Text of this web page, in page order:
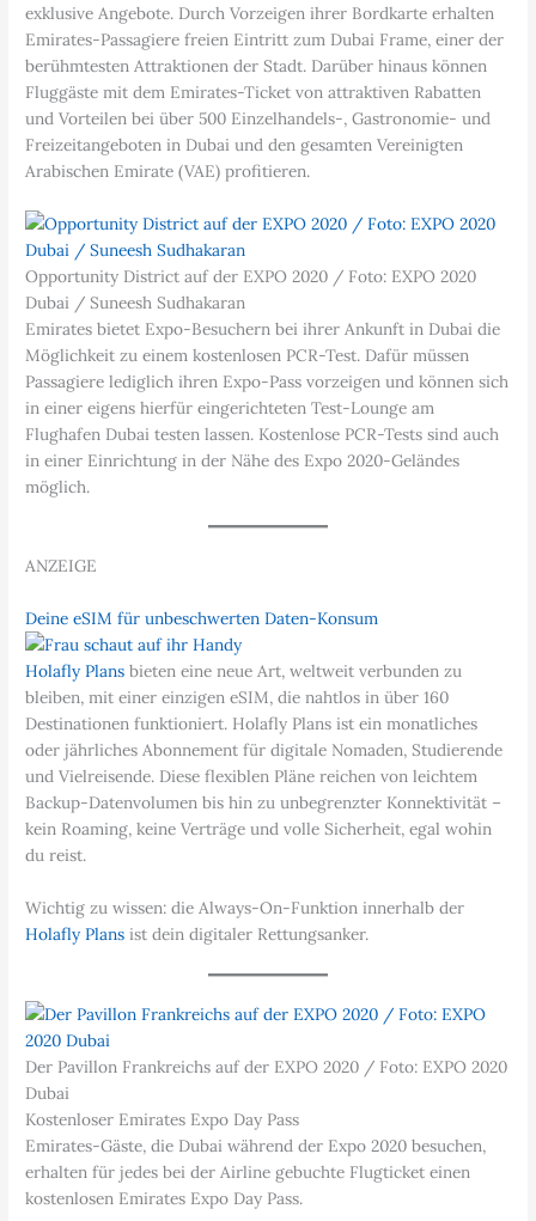
exklusive Angebote. Durch Vorzeigen ihrer Bordkarte erhalten
Emirates-Passagiere freien Eintritt zum Dubai Frame, einer der
berühmtesten Attraktionen der Stadt. Darüber hinaus können
Fluggäste mit dem Emirates-Ticket von attraktiven Rabatten
und Vorteilen bei über 500 Einzelhandels-, Gastronomie- und
Freizeitangeboten in Dubai und den gesamten Vereinigten
Arabischen Emirate (VAE) profitieren.
Opportunity District auf der EXPO 2020 / Foto: EXPO 2020
Dubai / Suneesh Sudhakaran
Emirates bietet Expo-Besuchern bei ihrer Ankunft in Dubai die
Möglichkeit zu einem kostenlosen PCR-Test. Dafür müssen
Passagiere lediglich ihren Expo-Pass vorzeigen und können sich
in einer eigens hierfür eingerichteten Test-Lounge am
Flughafen Dubai testen lassen. Kostenlose PCR-Tests sind auch
in einer Einrichtung in der Nähe des Expo 2020-Geländes
möglich.
ANZEIGE
Deine eSIM für unbeschwerten Daten-Konsum
Holafly Plans bieten eine neue Art, weltweit verbunden zu
bleiben, mit einer einzigen eSIM, die nahtlos in über 160
Destinationen funktioniert. Holafly Plans ist ein monatliches
oder jährliches Abonnement für digitale Nomaden, Studierende
und Vielreisende. Diese flexiblen Pläne reichen von leichtem
Backup-Datenvolumen bis hin zu unbegrenzter Konnektivität –
kein Roaming, keine Verträge und volle Sicherheit, egal wohin
du reist.
Wichtig zu wissen: die Always-On-Funktion innerhalb der
Holafly Plans ist dein digitaler Rettungsanker.
Der Pavillon Frankreichs auf der EXPO 2020 / Foto: EXPO 2020
Dubai
Kostenloser Emirates Expo Day Pass
Emirates-Gäste, die Dubai während der Expo 2020 besuchen,
erhalten für jedes bei der Airline gebuchte Flugticket einen
kostenlosen Emirates Expo Day Pass.